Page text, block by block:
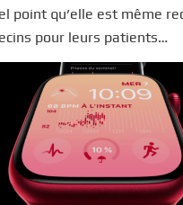
point qu’elle est même
pour leurs patients…